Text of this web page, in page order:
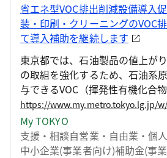
省エネ型VOC排出削減設備導入
装・印刷・クリーニングのVOC
て導入補助を継続します
東京都では、石油製品の値上が
の取組を強化するため、石油系
与できるVOC（揮発性有機化合
削減装置付省エネ型空調・換気
費用の一部を補助する事業を継続
より、補助対象者に障害者就労
祉法人等が加わります。
My TOKYO
支援・相談自営業・自由業・個
中小企業(事業者向け)補助金(事